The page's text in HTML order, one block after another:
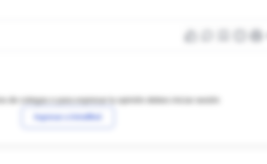
de colegas o para expresar tu opinión debes iniciar sesión
Ingresar a IntraMed